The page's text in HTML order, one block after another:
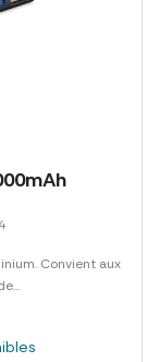
Convient aux